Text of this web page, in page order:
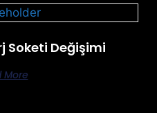
Soketi Değişimi
More